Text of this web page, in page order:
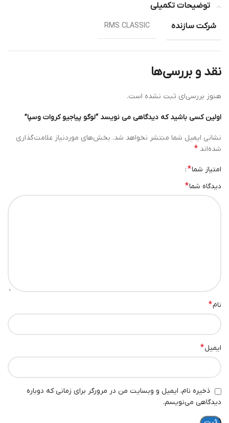
توضیحات تکمیلی
شرکت سازنده
RMS CLASSIC
نقد و بررسی‌ها
هنوز بررسی‌ای ثبت نشده است.
اولین کسی باشید که دیدگاهی می نویسد “لوگو پیاجیو کروات وسپا”
نشانی ایمیل شما منتشر نخواهد شد. بخش‌های موردنیاز علامت‌گذاری
شده‌اند *
امتیاز شما*
دیدگاه شما*
نام*
ایمیل*
ذخیره نام، ایمیل و وبسایت من در مرورگر برای زمانی که دوباره
دیدگاهی می‌نویسم.